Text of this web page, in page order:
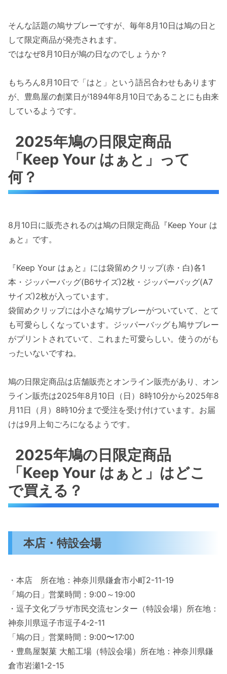
そんな話題の鳩サブレーですが、毎年8月10日は鳩の日と
して限定商品が発売されます。
ではなぜ8月10日が鳩の日なのでしょうか？
もちろん8月10日で「はと」という語呂合わせもあります
が、豊島屋の創業日が1894年8月10日であることにも由来
しているようです。
2025年鳩の日限定商品
「Keep Your はぁと」って
何？
8月10日に販売されるのは鳩の日限定商品『Keep Your は
ぁと』です。
『Keep Your はぁと』には袋留めクリップ(赤・白)各1
本・ジッパーバッグ(B6サイズ)2枚・ジッパーバッグ(A7
サイズ)2枚が入っています。
袋留めクリップには小さな鳩サブレーがついていて、とて
も可愛らしくなっています。ジッパーバッグも鳩サブレー
がプリントされていて、これまた可愛らしい。使うのがも
ったいないですね。
鳩の日限定商品は店舗販売とオンライン販売があり、オン
ライン販売は2025年8月10日（日）8時10分から2025年8
月11日（月）8時10分まで受注を受け付けています。お届
けは9月上旬ごろになるようです。
2025年鳩の日限定商品
「Keep Your はぁと」はどこ
で買える？
本店・特設会場
・本店 所在地：神奈川県鎌倉市小町2-11-19
「鳩の日」営業時間：9:00～19:00
・逗子文化プラザ市民交流センター（特設会場）所在地：
神奈川県逗子市逗子4-2-11
「鳩の日」営業時間：9:00〜17:00
・豊島屋製菓 大船工場（特設会場）所在地：神奈川県鎌
倉市岩瀬1-2-15